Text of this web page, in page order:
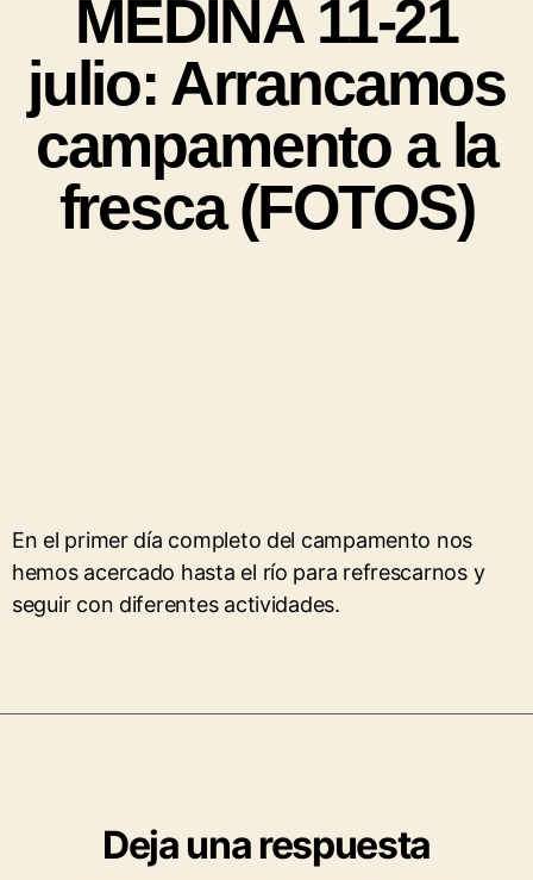
MEDINA 11-21
julio: Arrancamos
campamento a la
fresca (FOTOS)
En el primer día completo del campamento nos
hemos acercado hasta el río para refrescarnos y
seguir con diferentes actividades.
Deja una respuesta